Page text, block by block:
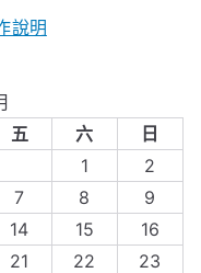
說明
五 六
日
1
2
7 8
9
14 15
16
21 22
23